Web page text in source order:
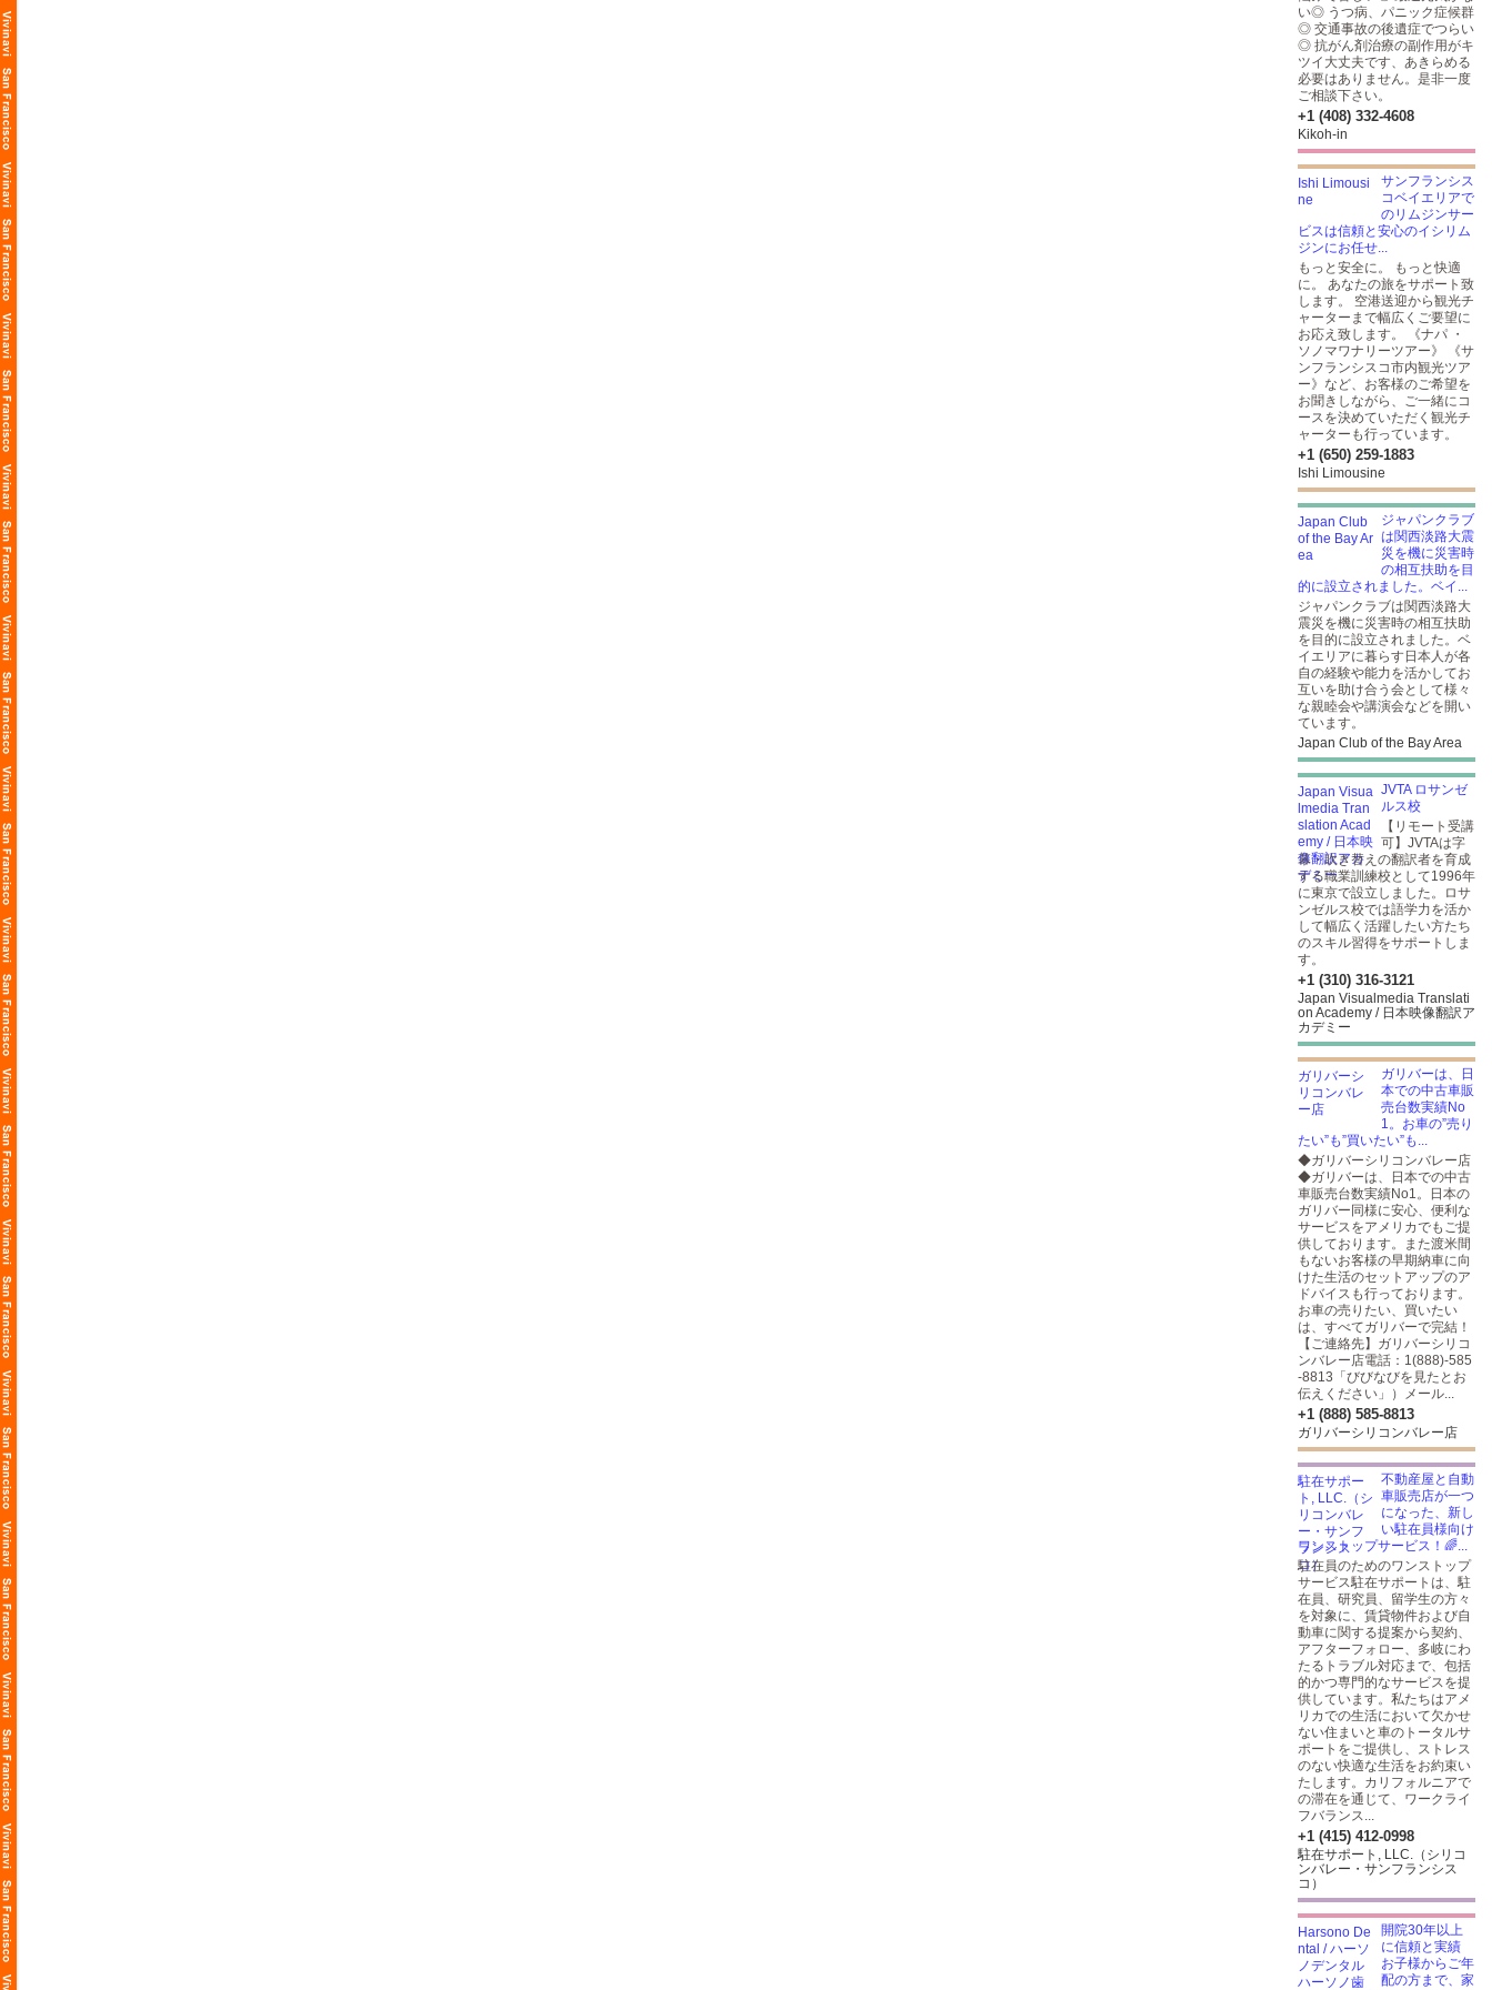
い◎ うつ病、パニック症候群
◎ 交通事故の後遺症でつらい
◎ 抗がん剤治療の副作用がキ
ツイ大丈夫です、あきらめる
必要はありません。是非一度
ご相談下さい。
+1 (408) 332-4608
Kikoh-in
サンフランシス
コベイエリアで
のリムジンサー
ビスは信頼と安心のイシリム
ジンにお任せ...
もっと安全に。 もっと快適
に。 あなたの旅をサポート致
します。 空港送迎から観光チ
ャーターまで幅広くご要望に
お応え致します。 《ナパ ・
ソノマワナリーツアー》 《サ
ンフランシスコ市内観光ツア
ー》など、お客様のご希望を
お聞きしながら、ご一緒にコ
ースを決めていただく観光チ
ャーターも行っています。
+1 (650) 259-1883
Ishi Limousine
ジャパンクラブ
は関西淡路大震
災を機に災害時
の相互扶助を目
的に設立されました。ベイ...
ジャパンクラブは関西淡路大
震災を機に災害時の相互扶助
を目的に設立されました。ベ
イエリアに暮らす日本人が各
自の経験や能力を活かしてお
互いを助け合う会として様々
な親睦会や講演会などを開い
ています。
Japan Club of the Bay Area
JVTA ロサンゼ
ルス校
【リモート受講
可】JVTAは字
幕・吹き替えの翻訳者を育成
する職業訓練校として1996年
に東京で設立しました。ロサ
ンゼルス校では語学力を活か
して幅広く活躍したい方たち
のスキル習得をサポートしま
す。
+1 (310) 316-3121
Japan Visualmedia Translati
on Academy / 日本映像翻訳ア
カデミー
ガリバーは、日
本での中古車販
売台数実績No
1。お車の”売り
たい”も”買いたい”も...
◆ガリバーシリコンバレー店
◆ガリバーは、日本での中古
車販売台数実績No1。日本の
ガリバー同様に安心、便利な
サービスをアメリカでもご提
供しております。また渡米間
もないお客様の早期納車に向
けた生活のセットアップのア
ドバイスも行っております。
お車の売りたい、買いたい
は、すべてガリバーで完結！
【ご連絡先】ガリバーシリコ
ンバレー店電話：1(888)-585
-8813「びびなびを見たとお
伝えください」）メール...
+1 (888) 585-8813
ガリバーシリコンバレー店
不動産屋と自動
車販売店が一つ
になった、新し
い駐在員様向け
ワンストップサービス！🌈...
駐在員のためのワンストップ
サービス駐在サポートは、駐
在員、研究員、留学生の方々
を対象に、賃貸物件および自
動車に関する提案から契約、
アフターフォロー、多岐にわ
たるトラブル対応まで、包括
的かつ専門的なサービスを提
供しています。私たちはアメ
リカでの生活において欠かせ
ない住まいと車のトータルサ
ポートをご提供し、ストレス
のない快適な生活をお約束い
たします。カリフォルニアで
の滞在を通じて、ワークライ
フバランス...
+1 (415) 412-0998
駐在サポート, LLC.（シリコ
ンバレー・サンフランシス
コ）
開院30年以上
に信頼と実績
お子様からご年
配の方まで、家